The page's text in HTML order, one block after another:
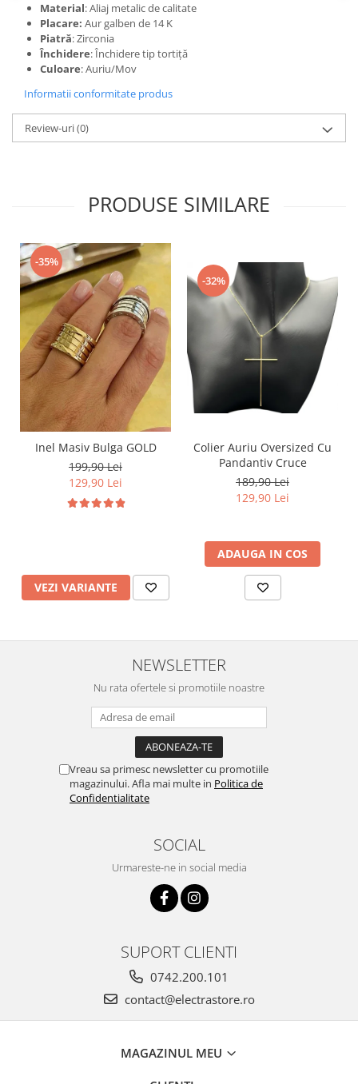
Material: Aliaj metalic de calitate
Placare: Aur galben de 14 K
Piatră: Zirconia
Închidere: Închidere tip tortiță
Culoare: Auriu/Mov
Informatii conformitate produs
Review-uri(0)
PRODUSE SIMILARE
-35%
Inel Masiv Bulga GOLD
199,90 Lei
129,90 Lei
VEZI VARIANTE
-32%
Colier Auriu Oversized Cu
Pandantiv Cruce
189,90 Lei
129,90 Lei
ADAUGA IN COS
NEWSLETTER
Nu rata ofertele si promotiile noastre
Vreau sa primesc newsletter cu promotiile
magazinului. Afla mai multe in Politica de
Confidentialitate
SOCIAL
Urmareste-ne in social media
SUPORT CLIENTI
0742.200.101
contact@electrastore.ro
MAGAZINUL MEU